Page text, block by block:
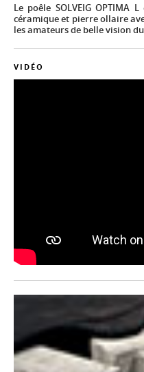
Le poêle SOLVEIG
céramique et pierre ollaire
les amateurs de belle vision
VIDÉO